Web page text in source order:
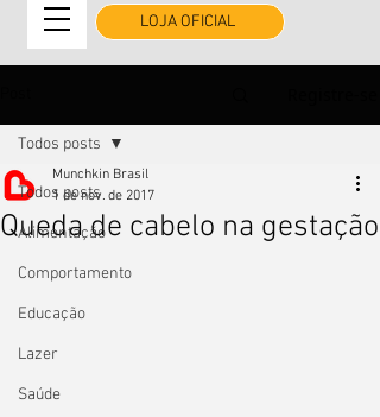
LOJA OFICIAL
Todos posts
Alimentação
Comportamento
Educação
Lazer
Saúde
Todos posts
Queda de cabelo na gestação
Munchkin Brasil
1 de nov. de 2017